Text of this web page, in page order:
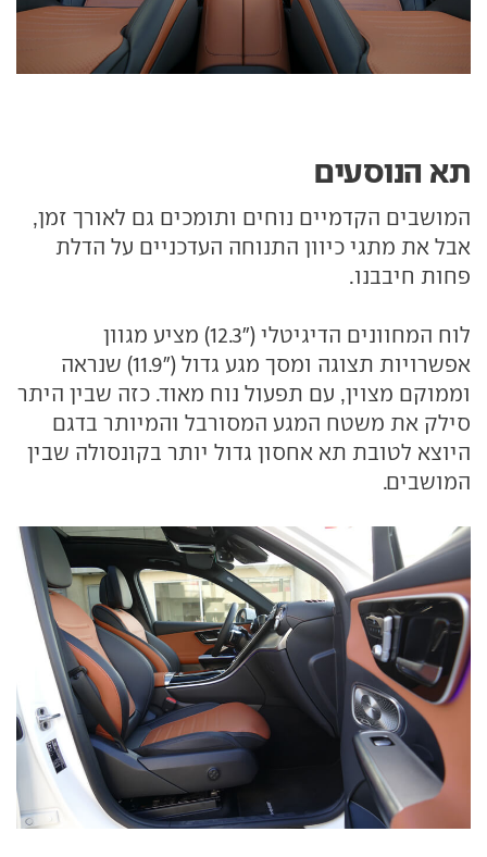
תא הנוסעים
המושבים הקדמיים נוחים ותומכים גם לאורך זמן,
אבל את מתגי כיוון התנוחה העדכניים על הדלת
פחות חיבבנו.
לוח המחוונים הדיגיטלי ("12.3) מציע מגוון
אפשרויות תצוגה ומסך מגע גדול ("11.9) שנראה
וממוקם מצוין, עם תפעול נוח מאוד. כזה שבין היתר
סילק את משטח המגע המסורבל והמיותר בדגם
היוצא לטובת תא אחסון גדול יותר בקונסולה שבין
המושבים.